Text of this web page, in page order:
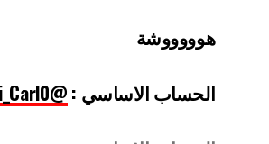
هوووووشة
الحساب الاساسي :@i_Carl0